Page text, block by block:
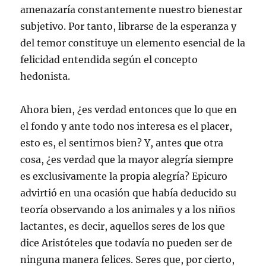
amenazaría constantemente nuestro bienestar
subjetivo. Por tanto, librarse de la esperanza y
del temor constituye un elemento esencial de la
felicidad entendida según el concepto
hedonista.
Ahora bien, ¿es verdad entonces que lo que en
el fondo y ante todo nos interesa es el placer,
esto es, el sentirnos bien? Y, antes que otra
cosa, ¿es verdad que la mayor alegría siempre
es exclusivamente la propia alegría? Epicuro
advirtió en una ocasión que había deducido su
teoría observando a los animales y a los niños
lactantes, es decir, aquellos seres de los que
dice Aristóteles que todavía no pueden ser de
ninguna manera felices. Seres que, por cierto,